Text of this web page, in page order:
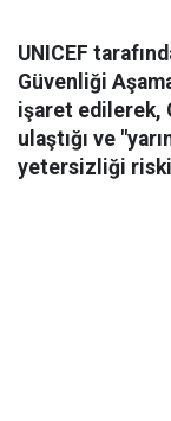
UNICEF
Güvenliği
işaret edilerek,
ulaştığı ve
yetersizliği